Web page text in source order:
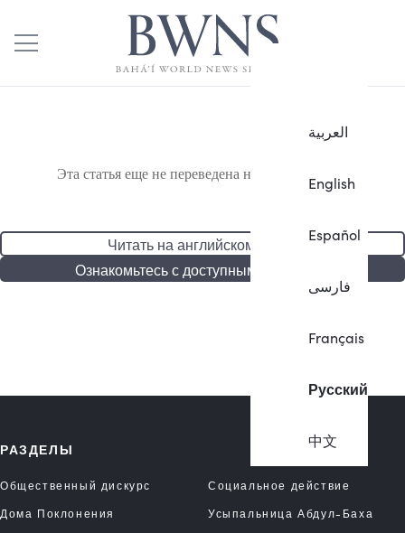
العربية
English
Español
فارسی
Français
Русский
中文
Эта статья еще не переведена на русский язык.
Читать на английском языке
Ознакомьтесь с доступными статьями
РАЗДЕЛЫ
Общественный дискурс
Социальное действие
Дома Поклонения
Усыпальница Абдул-Баха